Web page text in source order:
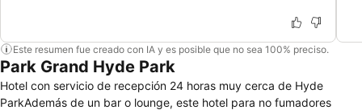
Este resumen fue creado con IA y es posible que no sea 100% preciso.
Park Grand Hyde Park
Hotel con servicio de recepción 24 horas muy cerca de Hyde
ParkAdemás de un bar o lounge, este hotel para no fumadores